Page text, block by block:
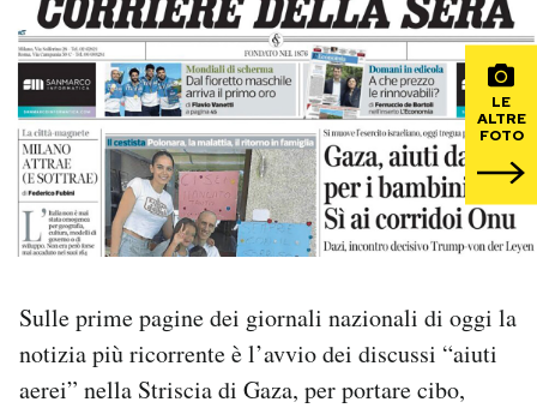
Sport
Mondiali calcio 2026
PODCAST
NEWSLETTER
SHOP
LE
ALTRE
FOTO
Sulle prime pagine dei giornali nazionali di oggi la
notizia più ricorrente è l’avvio dei discussi “aiuti
aerei” nella Striscia di Gaza, per portare cibo,